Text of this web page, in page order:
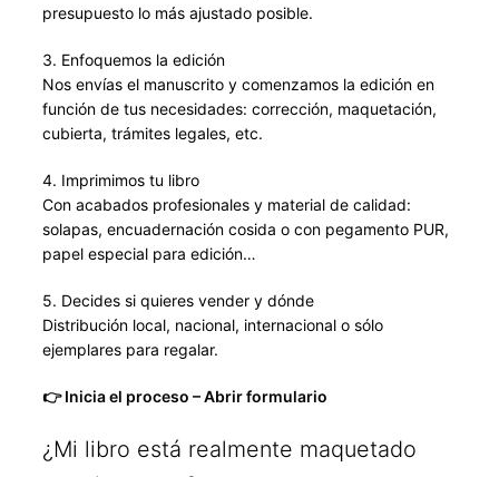
presupuesto lo más ajustado posible.
3. Enfoquemos la edición
Nos envías el manuscrito y comenzamos la edición en
función de tus necesidades: corrección, maquetación,
cubierta, trámites legales, etc.
4. Imprimimos tu libro
Con acabados profesionales y material de calidad:
solapas, encuadernación cosida o con pegamento PUR,
papel especial para edición…
5. Decides si quieres vender y dónde
Distribución local, nacional, internacional o sólo
ejemplares para regalar.
👉 Inicia el proceso – Abrir formulario
¿Mi libro está realmente maquetado